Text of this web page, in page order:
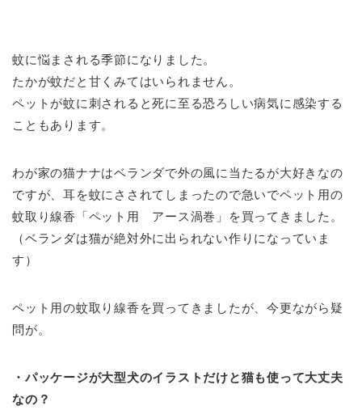
蚊に悩まされる季節になりました。
たかが蚊だと甘くみてはいられません。
ペットが蚊に刺されると死に至る恐ろしい病気に感染する
こともあります。
わが家の猫ナナはベランダで外の風に当たるが大好きなの
ですが、耳を蚊にさされてしまったので急いでペット用の
蚊取り線香「ペット用 アース渦巻」を買ってきました。
（ベランダは猫が絶対外に出られない作りになっていま
す）
ペット用の蚊取り線香を買ってきましたが、今更ながら疑
問が。
・パッケージが大型犬のイラストだけと猫も使って大丈夫
なの？